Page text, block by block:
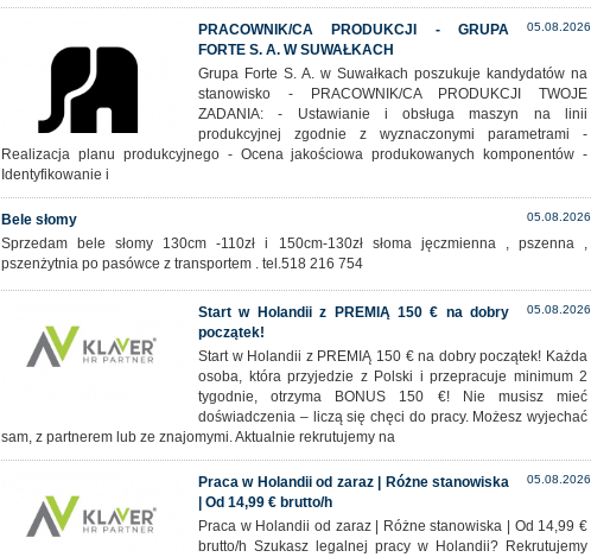
05.08.2026
PRACOWNIK/CA PRODUKCJI - GRUPA
FORTE S. A. W SUWAŁKACH
Grupa Forte S. A. w Suwałkach poszukuje kandydatów na
stanowisko - PRACOWNIK/CA PRODUKCJI TWOJE
ZADANIA: - Ustawianie i obsługa maszyn na linii
produkcyjnej zgodnie z wyznaczonymi parametrami -
Realizacja planu produkcyjnego - Ocena jakościowa produkowanych komponentów -
Identyfikowanie i
05.08.2026
Bele słomy
Sprzedam bele słomy 130cm -110zł i 150cm-130zł słoma jęczmienna , pszenna ,
pszenżytnia po pasówce z transportem . tel.518 216 754
05.08.2026
Start w Holandii z PREMIĄ 150 € na dobry
początek!
Start w Holandii z PREMIĄ 150 € na dobry początek! Każda
osoba, która przyjedzie z Polski i przepracuje minimum 2
tygodnie, otrzyma BONUS 150 €! Nie musisz mieć
doświadczenia – liczą się chęci do pracy. Możesz wyjechać
sam, z partnerem lub ze znajomymi. Aktualnie rekrutujemy na
05.08.2026
Praca w Holandii od zaraz | Różne stanowiska
| Od 14,99 € brutto/h
Praca w Holandii od zaraz | Różne stanowiska | Od 14,99 €
brutto/h Szukasz legalnej pracy w Holandii? Rekrutujemy